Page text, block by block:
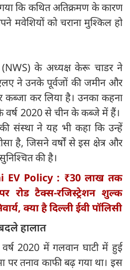
गया कि कथित अतिक्रमण के कारण
मवेशियों को चराना मुश्किल हो
(NWS) के अध्यक्ष केरू चाडर ने
ने उनके पूर्वजों की जमीन और
कब्जा कर लिया है। उनका कहना
वर्ष 2020 से चीन के कब्जे में हैं।
संस्था ने यह भी कहा कि उन्हें
है, जिसने वर्षों से इस क्षेत्र और
की है।
EV Policy : ₹30 लाख तक
रोड टैक्स-रजिस्ट्रेशन शुल्क
क्या है दिल्ली ईवी पॉलिसी
हालात
2020 में गलवान घाटी में हुई
तनाव काफी बढ़ गया था। इस